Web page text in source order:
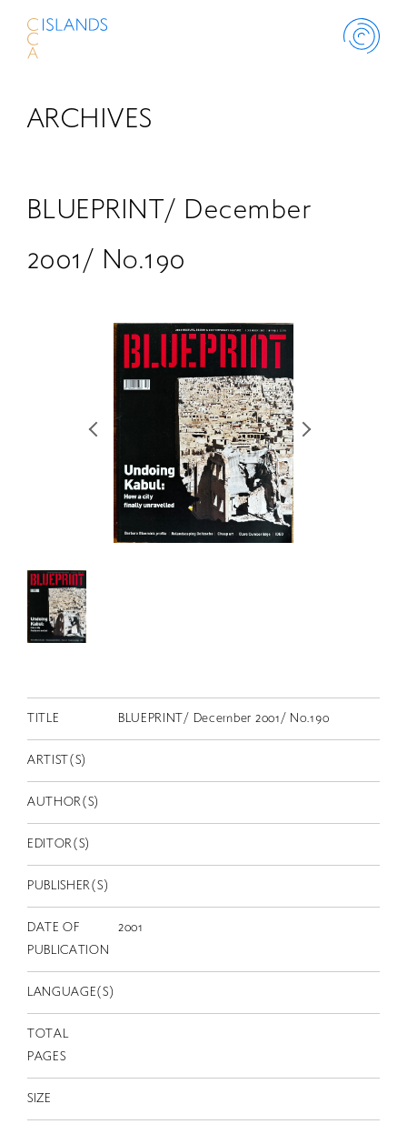
ABOUT
THINK ISLANDS
SCHOLARSHIP
RETRACE
コンサート
スカラシップ受賞者
JP
ARCHIVES
BLUEPRINT/ December
2001/ No.190
TITLE BLUEPRINT/ December 2001/ No.190
ARTIST(S)
AUTHOR(S)
EDITOR(S)
PUBLISHER(S)
DATE OF
PUBLICATION
2001
LANGUAGE(S)
TOTAL
PAGES
SIZE